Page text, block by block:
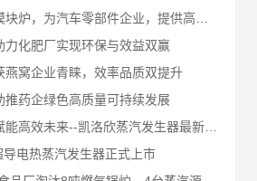
力化肥厂实现环保与效益双赢
燕窝企业青睐，效率品质双提升
推药企绿色高质量可持续发展
解锁性能新高度，赋能高效未来--凯洛欣蒸汽发生器最新升级汇总
电热蒸汽发生器正式上市